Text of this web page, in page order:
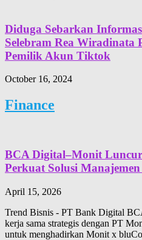
Diduga Sebarkan
Selebram Rea
Pemilik Akun Tiktok
October 16, 2024
Finance
BCA Digital–Monit
Perkuat Solusi
April 15, 2026
Trend Bisnis - PT Bank Digital
kerja sama strategis dengan PT
untuk menghadirkan Monit x